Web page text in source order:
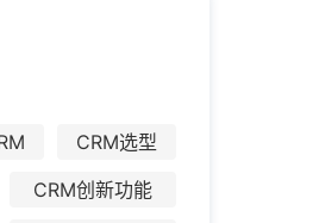
CRM选型
CRM创新功能